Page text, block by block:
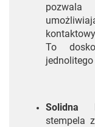
To
Solidna
stempela